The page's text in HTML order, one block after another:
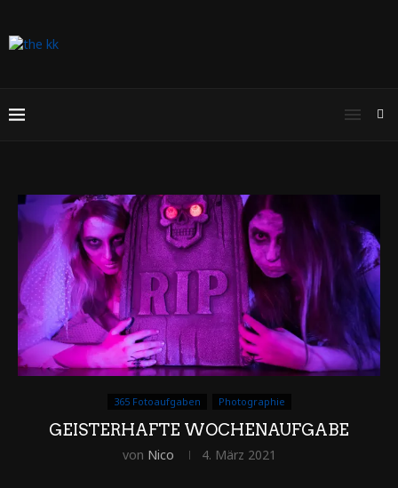
365 Fotoaufgaben Photographie
GEISTERHAFTE WOCHENAUFGABE
von Nico 4. März 2021